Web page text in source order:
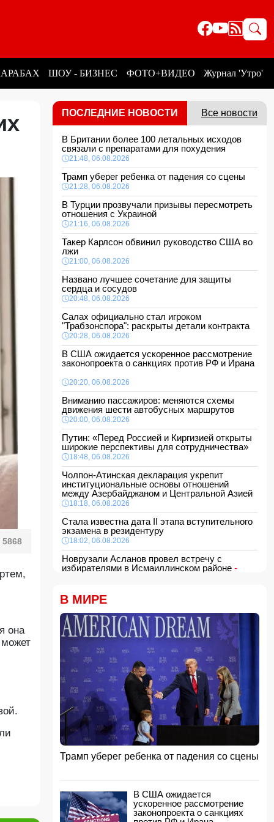
ШОУ - БИЗНЕС ФОТО+ВИДЕО Журнал 'Утро'
5868
она
может
ПОСЛЕДНИЕ НОВОСТИ Все новости
В Британии более 100 летальных исходов
связали с препаратами для похудения
21:48, 06.08.2026
Трамп уберег ребенка от падения со сцены
21:28, 06.08.2026
В Турции прозвучали призывы пересмотреть
отношения с Украиной
21:16, 06.08.2026
Такер Карлсон обвинил руководство США во
лжи
21:00, 06.08.2026
Названо лучшее сочетание для защиты
сердца и сосудов
20:48, 06.08.2026
Салах официально стал игроком
"Трабзонспора": раскрыты детали контракта
20:28, 06.08.2026
В США ожидается ускоренное рассмотрение
законопроекта о санкциях против РФ и Ирана
20:20, 06.08.2026
Вниманию пассажиров: меняются схемы
движения шести автобусных маршрутов
20:00, 06.08.2026
Путин: «Перед Россией и Киргизией открыты
широкие перспективы для сотрудничества»
18:48, 06.08.2026
Чолпон-Атинская декларация укрепит
институциональные основы отношений
между Азербайджаном и Центральной Азией
18:18, 06.08.2026
Стала известна дата II этапа вступительного
экзамена в резидентуру
18:02, 06.08.2026
Новрузали Асланов провел встречу с
избирателями в Исмаиллинском районе -
«Новые технологии формируют новые
профессии на рынке труда» — эксперт
16:48, 06.08.2026
Джейхун Байрамов и Андрей Сибига проводят
встречу в Киеве
16:28, 06.08.2026
Гави покрасил волосы в розовый цвет в честь
победы Испании на ЧМ-2026
16:16, 06.08.2026
США сняли санкции с авиакомпании,
обвинявшейся в перевозке оружия для КСИР
16:00, 06.08.2026
Администрация Трампа вернула импортерам
пошлин
15:48, 06.08.2026
В Японии заявили о запуске КНДР
баллистической ракеты
В МИРЕ
Трамп уберег ребенка от падения со сцены
В США ожидается
ускоренное рассмотрение
законопроекта о санкциях